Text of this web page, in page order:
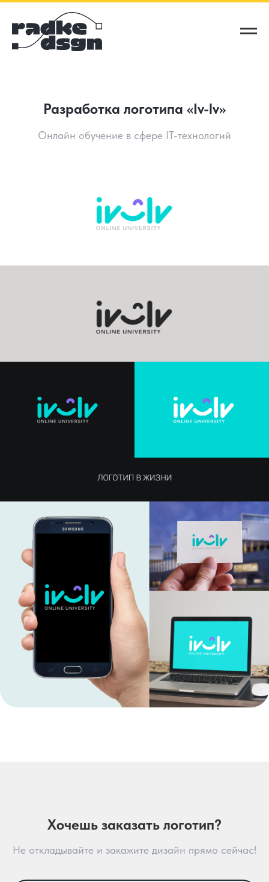
Разработка логотипа «Iv-lv»
Онлайн обучение в сфере IT-технологий
Хочешь заказать логотип?
Не откладывайте и закажите дизайн прямо сейчас!